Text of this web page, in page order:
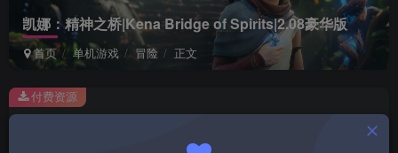
凯娜：精神之桥|Kena Bridge of Spirits|2.08豪华版
首页 单机游戏 冒险 正文
此内容为付费资源，请付费后查看
付费资源